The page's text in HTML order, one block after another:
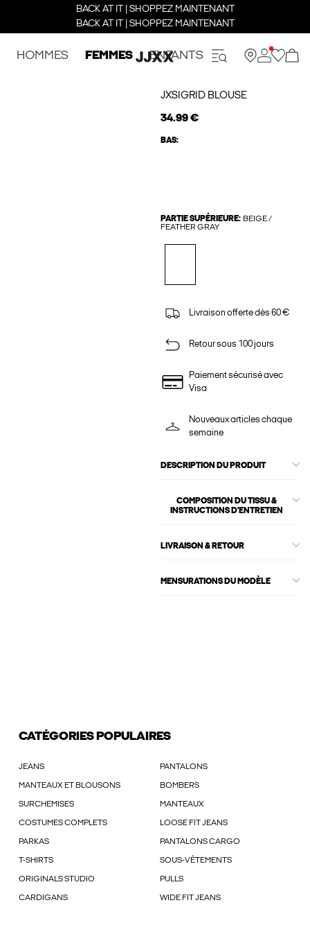
BACK AT IT | SHOPPEZ MAINTENANT
BACK AT IT | SHOPPEZ MAINTENANT
HOMMES FEMMES ENFANTS
JXSIGRID BLOUSE
34.99 €
BAS:
PARTIE SUPÉRIEURE: BEIGE /
FEATHER GRAY
Livraison offerte dès 60 €
Retour sous 100 jours
Paiement sécurisé avec
Visa
Nouveaux articles chaque
semaine
DESCRIPTION DU PRODUIT
COMPOSITION DU TISSU &
INSTRUCTIONS D'ENTRETIEN
LIVRAISON & RETOUR
MENSURATIONS DU MODÈLE
CATÉGORIES POPULAIRES
JEANS PANTALONS
MANTEAUX ET BLOUSONS BOMBERS
SURCHEMISES MANTEAUX
COSTUMES COMPLETS LOOSE FIT JEANS
PARKAS PANTALONS CARGO
T-SHIRTS SOUS-VÊTEMENTS
ORIGINALS STUDIO PULLS
CARDIGANS WIDE FIT JEANS